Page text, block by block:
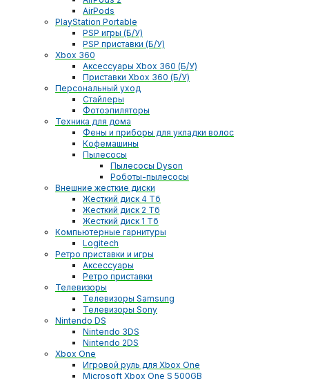
AirPods
PlayStation Portable
PSP игры (Б/У)
PSP приставки (Б/У)
Xbox 360
Аксессуары Xbox 360 (Б/У)
Приставки Xbox 360 (Б/У)
Персональный уход
Стайлеры
Фотоэпиляторы
Техника для дома
Фены и приборы для укладки волос
Кофемашины
Пылесосы
Пылесосы Dyson
Роботы-пылесосы
Внешние жесткие диски
Жесткий диск 4 Тб
Жесткий диск 2 Тб
Жесткий диск 1 Тб
Компьютерные гарнитуры
Logitech
Ретро приставки и игры
Аксессуары
Ретро приставки
Телевизоры
Телевизоры Samsung
Телевизоры Sony
Nintendo DS
Nintendo 3DS
Nintendo 2DS
Xbox One
Игровой руль для Xbox One
Microsoft Xbox One S 500GB